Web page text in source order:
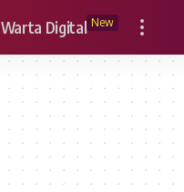
Warta Digital New